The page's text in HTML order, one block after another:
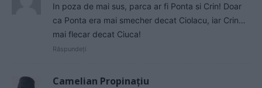
In poza de mai sus, parca ar fi Ponta si Crin! Doar
ca Ponta era mai smecher decat Ciolacu, iar Crin…
mai flecar decat Ciuca!
Răspundeți
Camelian Propinațiu